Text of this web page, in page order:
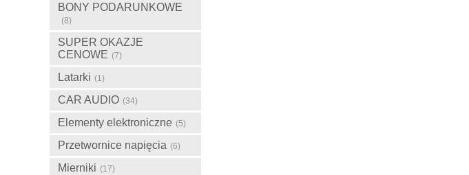
BONY PODARUNKOWE
(8)
SUPER OKAZJE
CENOWE (7)
Latarki (1)
CAR AUDIO (34)
Elementy elektroniczne (5)
Przetwornice napięcia (6)
Mierniki (17)